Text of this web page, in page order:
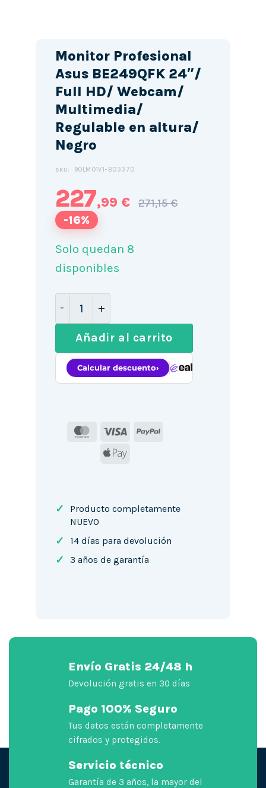
Monitor Profesional
Asus BE249QFK 24″/
Full HD/ Webcam/
Multimedia/
Regulable en altura/
Negro
SKU: 90LM01V1-B03370
227,99 € 271,15 €
-16%
Solo quedan 8
disponibles
Añadir al carrito
MasterCard
Visa
PayPal
Apple
✓
Producto completamente
NUEVO
✓ 14 días para devolución
✓ 3 años de garantía
Envío Gratis 24/48 h
Devolución gratis en 30 días
Pago 100% Seguro
Tus datos están completamente
cifrados y protegidos.
Servicio técnico
Garantía de 3 años, la mayor del